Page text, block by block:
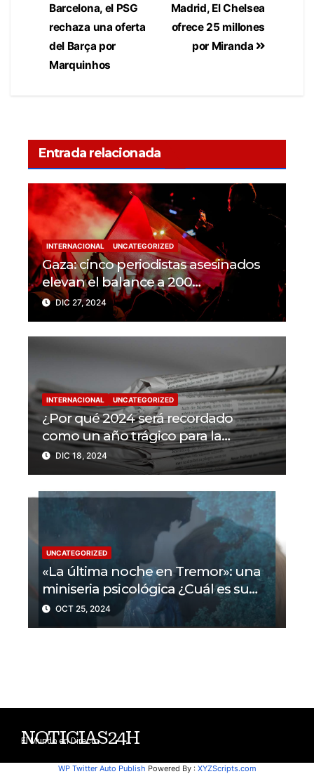
Madrid, El Chelsea
ofrece 25 millones
por Miranda
Barcelona, el PSG
rechaza una oferta
del Barça por
Marquinhos
Entrada relacionada
INTERNACIONAL UNCATEGORIZED
Gaza: cinco periodistas asesinados
elevan el balance a 200
trabajadores de la prensa muertos
en 2024
DIC 27, 2024
INTERNACIONAL UNCATEGORIZED
¿Por qué 2024 será recordado
como un año trágico para la
libertad de prensa? Un tercio de los
periodistas asesinados por Israel
DIC 18, 2024
UNCATEGORIZED
«La última noche en Tremor»: una
miniseria psicológica ¿Cuál es su
trama?
OCT 25, 2024
NOTICIAS24H
El Mundo en Directo
WP Twitter Auto Publish Powered By : XYZScripts.com